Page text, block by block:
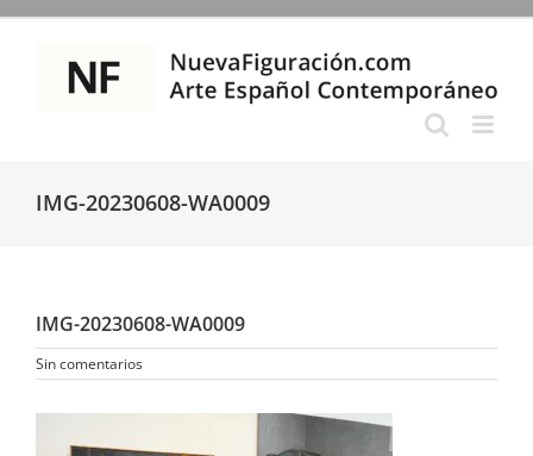
Saltar
contenido
IMG-20230608-WA0009
IMG-20230608-WA0009
Sin comentarios